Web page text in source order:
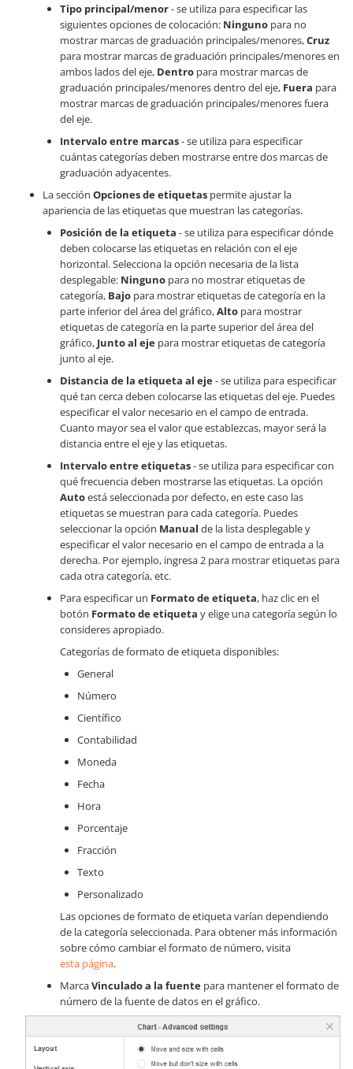
Tipo principal/menor- se utiliza para especificar las
siguientes opciones de colocación: Ninguno para no
mostrar marcas de graduación principales/menores,Cruz
para mostrar marcas de graduación principales/menores en
ambos lados del eje, Dentro para mostrar marcas de
graduación principales/menores dentro del eje, Fuera para
mostrar marcas de graduación principales/menores fuera
del eje.
Intervalo entre marcas- se utiliza para especificar
cuántas categorías deben mostrarse entre dos marcas de
graduación adyacentes.
La sección Opciones de etiquetas permite ajustar la
apariencia de las etiquetas que muestran las categorías.
Posición de la etiqueta - se utiliza para especificar dónde
deben colocarse las etiquetas en relación con el eje
horizontal. Selecciona la opción necesaria de la lista
desplegable: Ninguno para no mostrar etiquetas de
categoría, Bajo para mostrar etiquetas de categoría en la
parte inferior del área del gráfico,Alto para mostrar
etiquetas de categoría en la parte superior del área del
gráfico, Junto al eje para mostrar etiquetas de categoría
junto al eje.
Distancia de la etiqueta al eje- se utiliza para especificar
qué tan cerca deben colocarse las etiquetas del eje. Puedes
especificar el valor necesario en el campo de entrada.
Cuanto mayor sea el valor que establezcas, mayor será la
distancia entre el eje y las etiquetas.
Intervalo entre etiquetas- se utiliza para especificar con
qué frecuencia deben mostrarse las etiquetas. La opción
Autoestá seleccionada por defecto, en este caso las
etiquetas se muestran para cada categoría. Puedes
seleccionar la opción Manual de la lista desplegable y
especificar el valor necesario en el campo de entrada a la
derecha. Por ejemplo, ingresa 2 para mostrar etiquetas para
cada otra categoría, etc.
Para especificar un Formato de etiqueta, haz clic en el
botón Formato de etiqueta y elige una categoría según lo
consideres apropiado.
Categorías de formato de etiqueta disponibles:
General
Número
Científico
Contabilidad
Moneda
Fecha
Hora
Porcentaje
Fracción
Texto
Personalizado
Las opciones de formato de etiqueta varían dependiendo
de la categoría seleccionada. Para obtener más información
sobre cómo cambiar el formato de número, visita
esta página.
MarcaVinculado a la fuente para mantener el formato de
número de la fuente de datos en el gráfico.